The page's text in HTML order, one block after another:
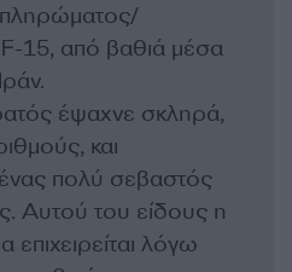
πληρώματος/
F-15, από βαθιά μέσα
έψαχνε σκληρά,
και
ένας πολύ σεβαστός
Αυτού του είδους η
επιχειρείται λόγω